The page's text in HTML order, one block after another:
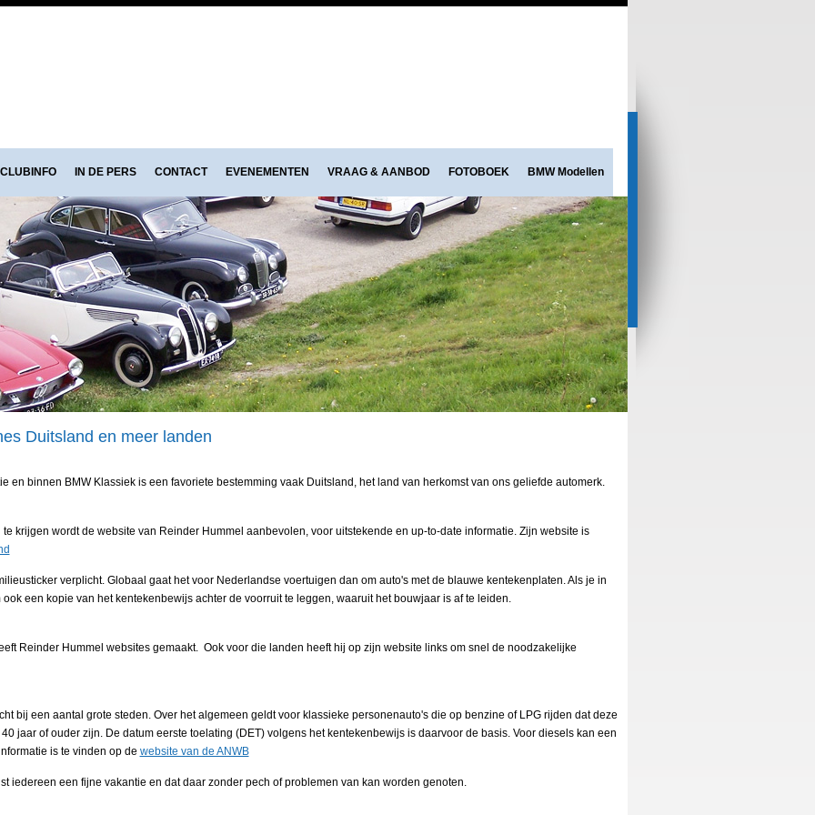
CLUBINFO IN DE PERS CONTACT EVENEMENTEN VRAAG & AANBOD FOTOBOEK BMW Modellen
Duitsland en meer landen
en binnen BMW Klassiek is een favoriete bestemming vaak Duitsland, het land van herkomst van ons geliefde automerk.
krijgen wordt de website van Reinder Hummel aanbevolen, voor uitstekende en up-to-date informatie. Zijn website is
verplicht. Globaal gaat het voor Nederlandse voertuigen dan om auto's met de blauwe kentekenplaten. Als je in
een kopie van het kentekenbewijs achter de voorruit te leggen, waaruit het bouwjaar is af te leiden.
Reinder Hummel websites gemaakt. Ook voor die landen heeft hij op zijn website links om snel de noodzakelijke
bij een aantal grote steden. Over het algemeen geldt voor klassieke personenauto's die op benzine of LPG rijden dat deze
jaar of ouder zijn. De datum eerste toelating (DET) volgens het kentekenbewijs is daarvoor de basis. Voor diesels kan een
is te vinden op de website van de ANWB
iedereen een fijne vakantie en dat daar zonder pech of problemen van kan worden genoten.